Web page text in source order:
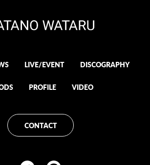
LIVE/EVENT DISCOGRAPHY
PROFILE VIDEO
CONTACT